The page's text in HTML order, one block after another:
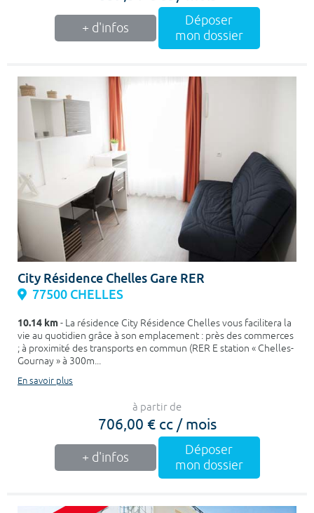
+ d'infos
Déposer
mon dossier
City Résidence Chelles Gare RER
77500 CHELLES
10.14 km- La résidence City Résidence Chelles vous facilitera la
vie au quotidien grâce à son emplacement : près des commerces
; à proximité des transports en commun (RER E station « Chelles-
Gournay » à 300m...
En savoir plus
à partir de
706,00 € cc / mois
+ d'infos
Déposer
mon dossier